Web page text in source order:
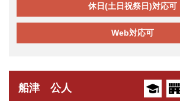
休日(土日祝祭日)対応可
Web対応可
船津 公人